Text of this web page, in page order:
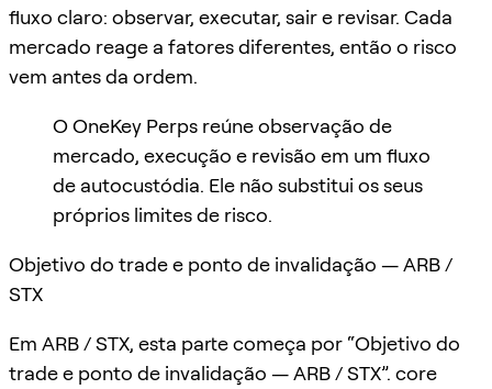
fluxo claro: observar, executar, sair e revisar. Cada
mercado reage a fatores diferentes, então o risco
vem antes da ordem.
O OneKey Perps reúne observação de
mercado, execução e revisão em um fluxo
de autocustódia. Ele não substitui os seus
próprios limites de risco.
Objetivo do trade e ponto de invalidação — ARB /
STX
Em ARB / STX, esta parte começa por “Objetivo do
trade e ponto de invalidação — ARB / STX”. core